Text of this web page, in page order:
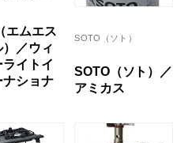
エムエス
）／ウィ
ライトイ
ナショナ
SOTO（ソト）
SOTO（ソト）／
アミカス